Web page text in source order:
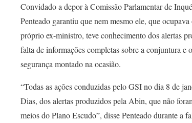
Convidado a depor à Comissão Parlamentar de
Penteado garantiu que nem mesmo ele, que
próprio ex-ministro, teve conhecimento dos alertas
falta de informações completas sobre a conjuntura e
segurança montado na ocasião.
“Todas as ações conduzidas pelo GSI no dia 8 de
Dias, dos alertas produzidos pela Abin, que não
meios do Plano Escudo”, disse Penteado durante a